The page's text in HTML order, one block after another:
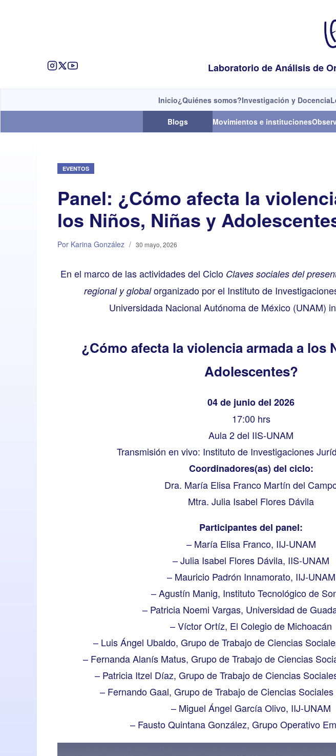
Laboratorio de Análisis de
Inicio¿Quiénes somos?Investigación y Docencia
Blogs Movimientos e instituciones
EVENTOS
Panel: ¿Cómo afecta la
los Niños, Niñas y
Por Karina González / 30 mayo, 2026
En el marco de las actividades del Ciclo Claves sociales del
regional y globalorganizado por el Instituto de
Universidada Nacional Autónoma de México (UNAM)
¿Cómo afecta la violencia armada a los
Adolescentes?
04 de junio del 2026
17:00 hrs
Aula 2 del IIS-UNAM
Transmisión en vivo: Instituto de Investigaciones
Coordinadores(as) del ciclo:
Dra. María Elisa Franco Martín del
Mtra. Julia Isabel Flores Dávila
Participantes del panel:
– María Elisa Franco, IIJ-UNAM
– Julia Isabel Flores Dávila, IIS-UNAM
– Mauricio Padrón Innamorato, IIJ-UNAM
– Agustín Manig, Instituto Tecnológico de
– Patricia Noemi Vargas, Universidad de
– Víctor Ortíz, El Colegio de Michoacán
– Luis Ángel Ubaldo, Grupo de Trabajo de Ciencias
– Fernanda Alanís Matus, Grupo de Trabajo de Ciencias
– Patricia Itzel Díaz, Grupo de Trabajo de Ciencias
– Fernando Gaal, Grupo de Trabajo de Ciencias
– Miguel Ángel García Olivo, IIJ-UNAM
– Fausto Quintana González, Grupo Operativo